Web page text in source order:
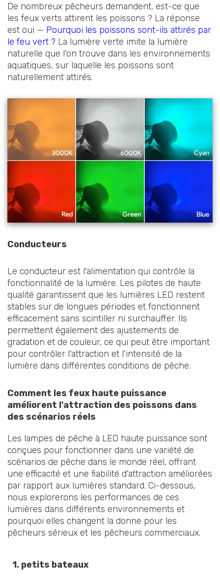
De nombreux pêcheurs demandent, est-ce que
les feux verts attirent les poissons ? La réponse
est oui — Pourquoi les poissons sont-ils attirés par
le feu vert ? La lumière verte imite la lumière
naturelle que l'on trouve dans les environnements
aquatiques, sur laquelle les poissons sont
naturellement attirés.
Conducteurs
Le conducteur est l'alimentation qui contrôle la
fonctionnalité de la lumière. Les pilotes de haute
qualité garantissent que les lumières LED restent
stables sur de longues périodes et fonctionnent
efficacement sans scintiller ni surchauffer. Ils
permettent également des ajustements de
gradation et de couleur, ce qui peut être important
pour contrôler l'attraction et l'intensité de la
lumière dans différentes conditions de pêche.
Comment les feux haute puissance
améliorent l'attraction des poissons dans
des scénarios réels
Les lampes de pêche à LED haute puissance sont
conçues pour fonctionner dans une variété de
scénarios de pêche dans le monde réel, offrant
une efficacité et une fiabilité d'attraction améliorées
par rapport aux lumières standard. Ci-dessous,
nous explorerons les performances de ces
lumières dans différents environnements et
pourquoi elles changent la donne pour les
pêcheurs sérieux et les pêcheurs commerciaux.
1. petits bateaux